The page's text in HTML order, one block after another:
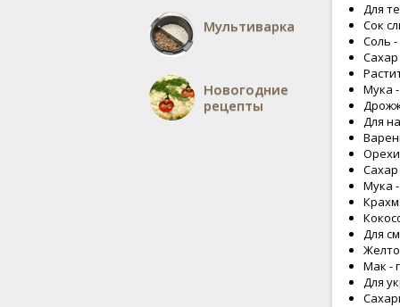
Мультиварка
Новогодние
рецепты
Для
Сок
Соль -
Сахар
Мука
Для
Орехи
Сахар
Мука -
Для
Мак -
Для